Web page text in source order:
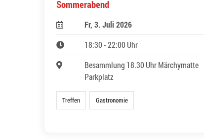
Sommerabend
Fr, 3. Juli 2026
18:30 - 22:00 Uhr
Besammlung 18.30 Uhr Märchymatte
Parkplatz
Treffen Gastronomie